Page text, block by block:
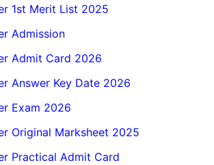
1st Merit List 2025
Admission
Admit Card 2026
Answer Key Date 2026
Exam 2026
Original Marksheet 2025
Practical Admit Card